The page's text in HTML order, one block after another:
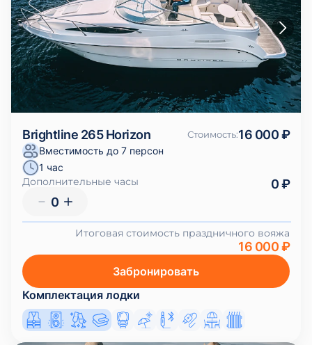
Brightline 265 Horizon Стоимость:16 000 ₽
Вместимость до 7 персон
1 час
Дополнительные часы
0
0 ₽
Итоговая стоимость праздничного вояжа
16 000 ₽
Забронировать
Комплектация лодки